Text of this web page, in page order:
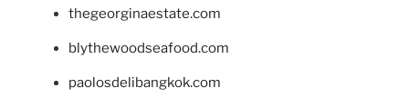
thegeorginaestate.com
blythewoodseafood.com
paolosdelibangkok.com